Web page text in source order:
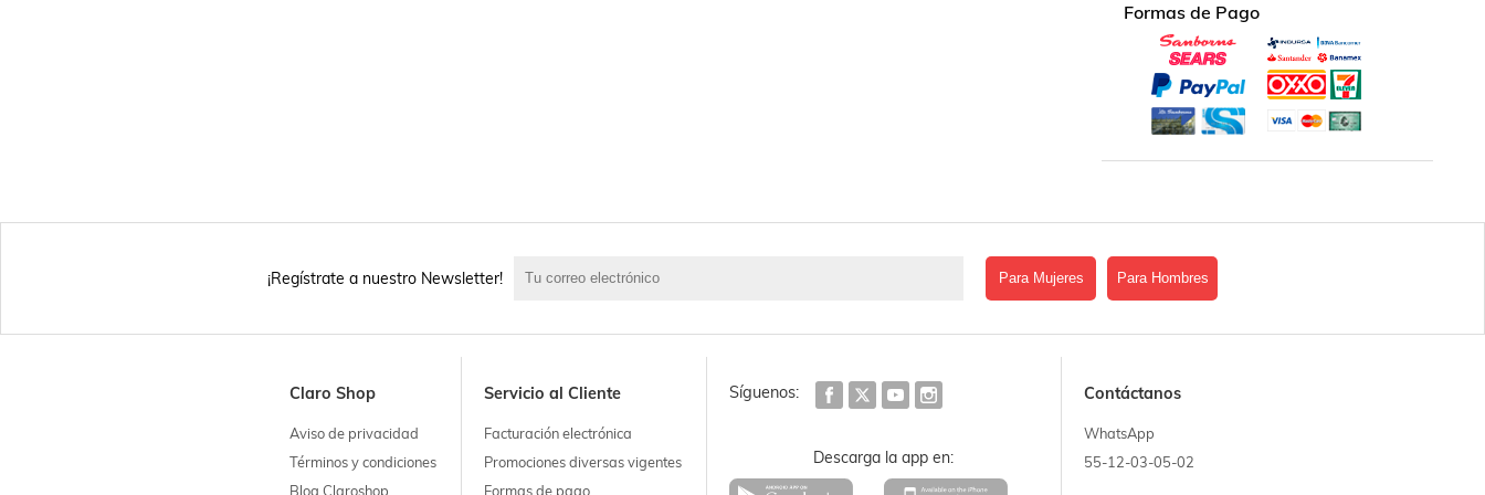
Formas de Pago
¡Regístrate a nuestro Newsletter! Para Mujeres Para Hombres
Claro Shop
Aviso de privacidad
Términos y condiciones
Blog Claroshop
Servicio al Cliente
Facturación electrónica
Promociones diversas vigentes
Formas de pago
Síguenos:
Descarga la app en:
Contáctanos
WhatsApp
55-12-03-05-02